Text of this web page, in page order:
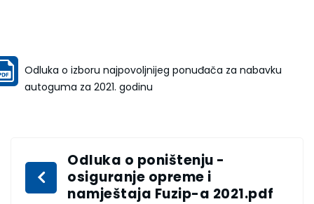
Odluka o izboru najpovoljnijeg ponuđača za nabavku
autoguma za 2021. godinu
Odluka o poništenju -
osiguranje opreme i
namještaja Fuzip-a 2021.pdf